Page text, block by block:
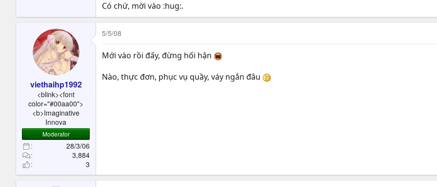
Có chứ, mời vào :hug:.
viethaihp1992
<blink><font
color="#00aa00">
<b>Imaginative
Innova
Moderator
28/3/06
3,884
3
5/5/08
Mới vào rồi đấy, đừng hối hận
Nào, thực đơn, phục vụ quầy, váy ngắn đâu